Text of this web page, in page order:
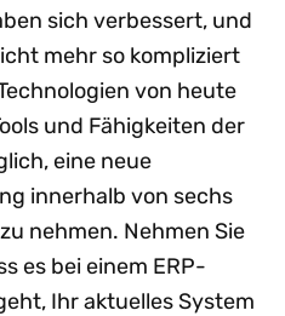
sich verbessert, und
mehr so kompliziert
von heute
und Fähigkeiten der
eine neue
innerhalb von sechs
nehmen. Nehmen Sie
es bei einem ERP-
Ihr aktuelles System